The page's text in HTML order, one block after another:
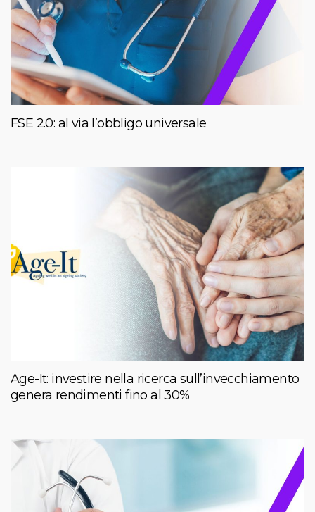
FSE 2.0: al via l’obbligo universale
Age-It: investire nella ricerca sull’invecchiamento
genera rendimenti fino al 30%